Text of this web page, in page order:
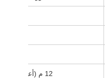
12 م (أعمدة من الصلب من النوع الرابع من Larsen)